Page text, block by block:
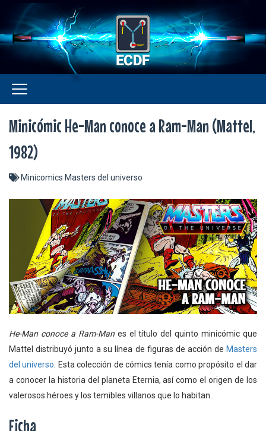
Minicómic He-Man conoce a Ram-Man (Mattel,
1982)
Minicomics Masters del universo
He-Man conoce a Ram-Manes el título del quinto minicómic que
Mattel distribuyó junto a su línea de figuras de acción de Masters
del universo . Esta colección de cómics tenía como propósito el dar
a conocer la historia del planeta Eternia, así como el origen de los
valerosos héroes y los temibles villanos que lo habitan.
Ficha